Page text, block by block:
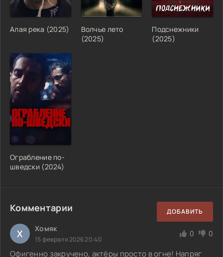
Алая река (2025)
Волчье лето
(2025)
Подснежники
(2025)
Ограбление по-
шведски (2024)
Комментарии ДОБАВИТЬ
Х Хомяк
15 февраля 2026 20:40
0 0
Офигенно закручено, актёры просто в огне! Напряг